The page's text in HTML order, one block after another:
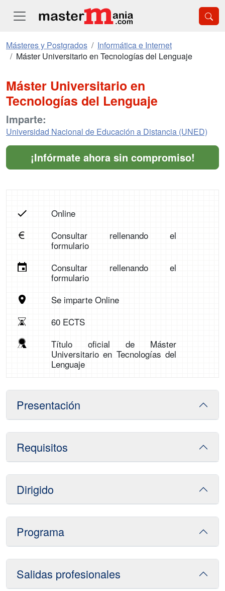
Másteres y Postgrados
Informática e Internet
Máster Universitario en Tecnologías del Lenguaje
Máster Universitario en
Tecnologías del Lenguaje
Imparte:
Universidad Nacional de Educación a Distancia (UNED)
¡Infórmate ahora sin compromiso!
Online
Consultar rellenando el
formulario
Consultar rellenando el
formulario
Se imparte Online
60 ECTS
Título oficial de Máster
Universitario en Tecnologías del
Lenguaje
Presentación
Requisitos
Dirigido
Programa
Salidas profesionales